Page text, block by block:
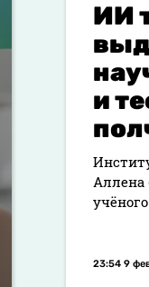
ИИ
и
Аллена
23:54 9